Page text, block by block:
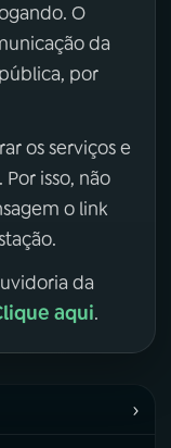
O
da
por
os serviços e
isso, não
o link
da
aqui.
›